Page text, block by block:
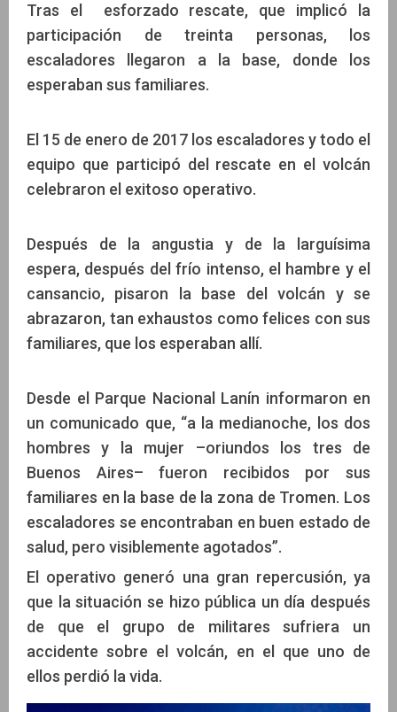
Tras el esforzado rescate, que implicó la
participación de treinta personas, los
escaladores llegaron a la base, donde los
esperaban sus familiares.
El 15 de enero de 2017 los escaladores y todo el
equipo que participó del rescate en el volcán
celebraron el exitoso operativo.
Después de la angustia y de la larguísima
espera, después del frío intenso, el hambre y el
cansancio, pisaron la base del volcán y se
abrazaron, tan exhaustos como felices con sus
familiares, que los esperaban allí.
Desde el Parque Nacional Lanín informaron en
un comunicado que, “a la medianoche, los dos
hombres y la mujer –oriundos los tres de
Buenos Aires– fueron recibidos por sus
familiares en la base de la zona de Tromen. Los
escaladores se encontraban en buen estado de
salud, pero visiblemente agotados”.
El operativo generó una gran repercusión, ya
que la situación se hizo pública un día después
de que el grupo de militares sufriera un
accidente sobre el volcán, en el que uno de
ellos perdió la vida.